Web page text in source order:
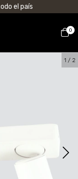
el país
0
1 / 2